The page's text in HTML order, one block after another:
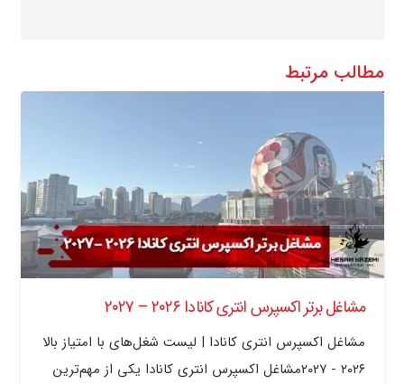
مطالب مرتبط
مشاغل برتر اکسپرس انتری کانادا ۲۰۲۶ – ۲۰۲۷
مشاغل اکسپرس انتری کانادا | لیست شغل‌های با امتیاز بالا
۲۰۲۶ - ۲۰۲۷مشاغل اکسپرس انتری کانادا یکی از مهم‌ترین